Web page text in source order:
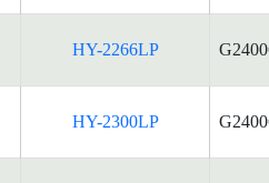
HY-2266LP
HY-2300LP